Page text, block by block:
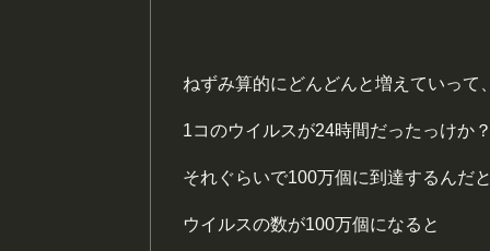
ねずみ算的にどんどんと増えていって、
1コのウイルスが24時間だったっけか？
それぐらいで100万個に到達するんだと
ウイルスの数が100万個になると